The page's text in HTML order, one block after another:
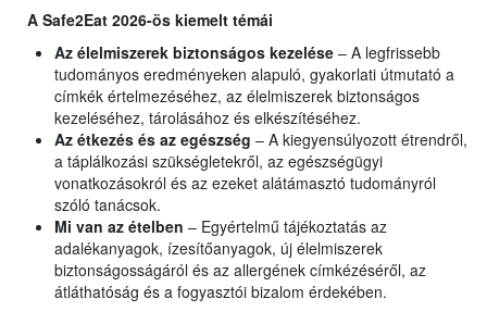
A Safe2Eat 2026-ös kiemelt témái
Az élelmiszerek biztonságos kezelése – A legfrissebb
tudományos eredményeken alapuló, gyakorlati útmutató a
címkék értelmezéséhez, az élelmiszerek biztonságos
kezeléséhez, tárolásához és elkészítéséhez.
Az étkezés és az egészség – A kiegyensúlyozott étrendről,
a táplálkozási szükségletekről, az egészségügyi
vonatkozásokról és az ezeket alátámasztó tudományról
szóló tanácsok.
Mi van az ételben – Egyértelmű tájékoztatás az
adalékanyagok, ízesítőanyagok, új élelmiszerek
biztonságosságáról és az allergének címkézéséről, az
átláthatóság és a fogyasztói bizalom érdekében.